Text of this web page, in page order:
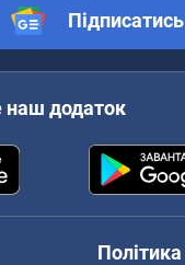
Підписатись
наш додаток
Політика